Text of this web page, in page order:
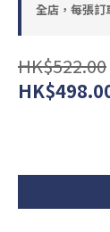
全店，每張訂
HK$522.00